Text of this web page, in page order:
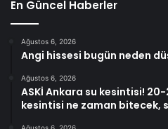
En Güncel Haberler
Ağustos 6, 2026
Angi hissesi bugün neden
Ağustos 6, 2026
ASKİ Ankara su kesintisi!
kesintisi ne zaman bitecek,